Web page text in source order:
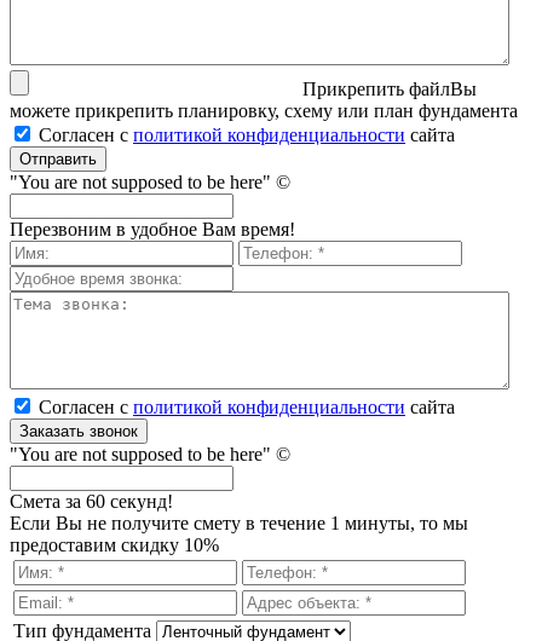
Прикрепить файлВы
можете прикрепить планировку, схему или план фундамента
Согласен с политикой кон­фи­ден­ци­аль­нос­ти сайта
Отправить
"You are not supposed to be here" ©
Перезвоним в удобное Вам время!
Согласен с политикой кон­фи­ден­ци­аль­нос­ти сайта
Заказать звонок
"You are not supposed to be here" ©
Смета за 60 секунд!
Если Вы не получите смету в течение 1 минуты, то мы
предоставим скидку 10%
Тип фундамента